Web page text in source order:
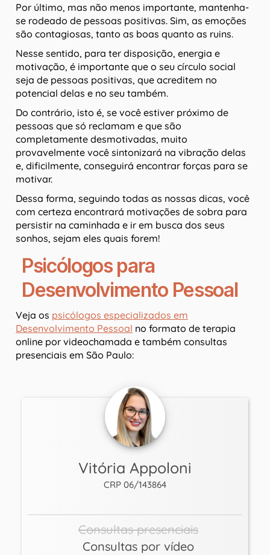
Por último, mas não menos importante, mantenha-
se rodeado de pessoas positivas. Sim, as emoções
são contagiosas, tanto as boas quanto as ruins.
Nesse sentido, para ter disposição, energia e
motivação, é importante que o seu círculo social
seja de pessoas positivas, que acreditem no
potencial delas e no seu também.
Do contrário, isto é, se você estiver próximo de
pessoas que só reclamam e que são
completamente desmotivadas, muito
provavelmente você sintonizará na vibração delas
e, dificilmente, conseguirá encontrar forças para se
motivar.
Dessa forma, seguindo todas as nossas dicas, você
com certeza encontrará motivações de sobra para
persistir na caminhada e ir em busca dos seus
sonhos, sejam eles quais forem!
Psicólogos para
Desenvolvimento Pessoal
Veja os psicólogos especializados em
Desenvolvimento Pessoal no formato de terapia
online por videochamada e também consultas
presenciais em São Paulo:
Vitória Appoloni
CRP 06/143864
Consultas presenciais
Consultas por vídeo